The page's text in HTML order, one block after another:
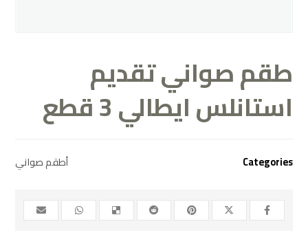
طقم صواني تقديم
استانلس ايطالي 3 قطع
Categories أطقم صواني